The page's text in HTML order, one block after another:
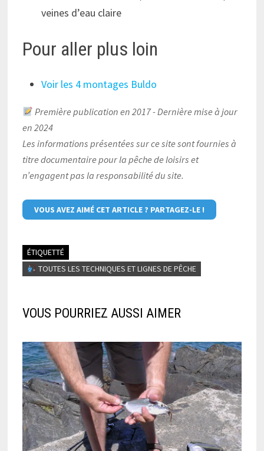
veines d’eau claire
Pour aller plus loin
Voir les 4 montages Buldo
Première publication en 2017 - Dernière mise à jour
en 2024
Les informations présentées sur ce site sont fournies à
titre documentaire pour la pêche de loisirs et
n’engagent pas la responsabilité du site.
VOUS AVEZ AIMÉ CET ARTICLE ? PARTAGEZ-LE !
ÉTIQUETTÉ
TOUTES LES TECHNIQUES ET LIGNES DE PÊCHE
VOUS POURRIEZ AUSSI AIMER